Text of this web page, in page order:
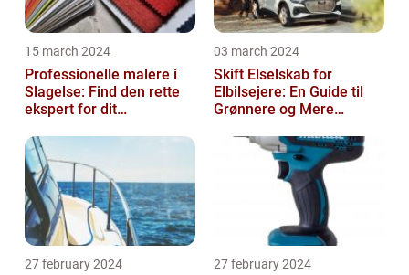
15 march 2024
Professionelle malere i
Slagelse: Find den rette
ekspert for dit
03 march 2024
Skift Elselskab for
Elbilsejere: En Guide til
Grønnere og Mere
27 february 2024 27 february 2024